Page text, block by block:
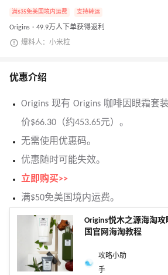
满$35免美国境内运费 支持转运
Origins · 49.9万人下单获得返利
爆料人：小米粒
优惠介绍
Origins 现有 Origins 咖啡因眼霜套
价$66.30（约453.65元）。
无需使用优惠码。
优惠随时可能失效。
立即购买>>
满$50免美国境内运费。
Origins悦木之源海淘
国官网海淘教程
攻略小助
手